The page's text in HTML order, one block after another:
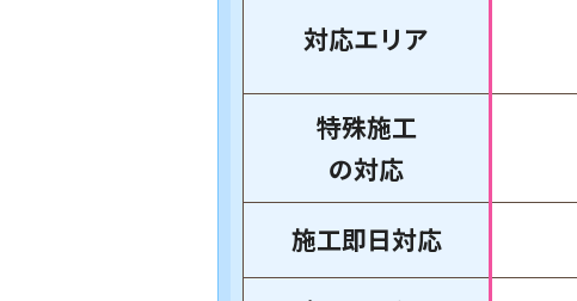
対応エリア
特殊施工
の対応
施工即日対応